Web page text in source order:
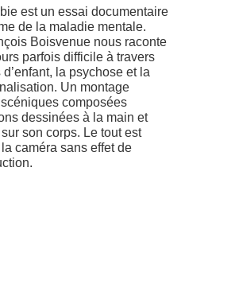
est un essai documentaire
de la maladie mentale.
Boisvenue nous raconte
parfois difficile à travers
la psychose et la
Un montage
scéniques composées
dessinées à la main et
son corps. Le tout est
caméra sans effet de